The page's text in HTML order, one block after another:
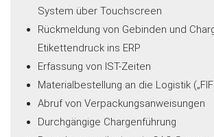
System über Touchscreen
Rückmeldung von Gebinden und
Etikettendruck ins ERP
Erfassung von IST-Zeiten
Materialbestellung an die Logistik
Abruf von Verpackungsanweisungen
Durchgängige Chargenführung